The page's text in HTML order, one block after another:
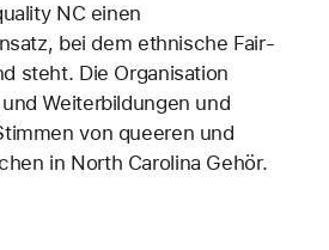
NC einen
bei dem ethnische Fair­
steht. Die Organisation
Weiterbildungen und
von queeren und
in North Carolina Gehör.